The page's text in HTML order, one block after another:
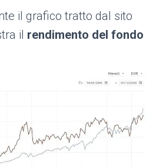
il grafico tratto dal sito
il rendimento del fondo